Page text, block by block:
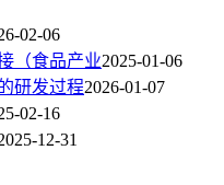
02-06
（食品产业2025-01-06
研发过程2026-01-07
02-16
12-31